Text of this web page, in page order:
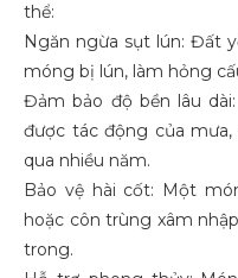
thể:
Ngăn ngừa sụt lún: Đất
móng bị lún, làm hỏng
Đảm bảo độ bền lâu
được tác động của
qua nhiều năm.
Bảo vệ hài cốt: Một
hoặc côn trùng xâm
trong.